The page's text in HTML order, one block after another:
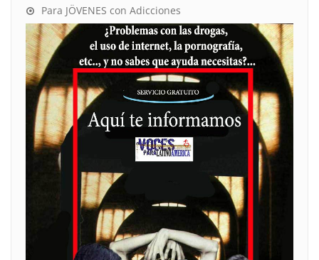
Para JÖVENES con Adicciones